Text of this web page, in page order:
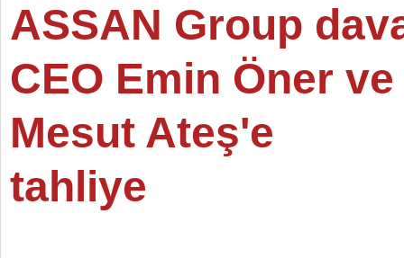
ASSAN Group
CEO Emin Öner ve
Mesut Ateş'e
tahliye